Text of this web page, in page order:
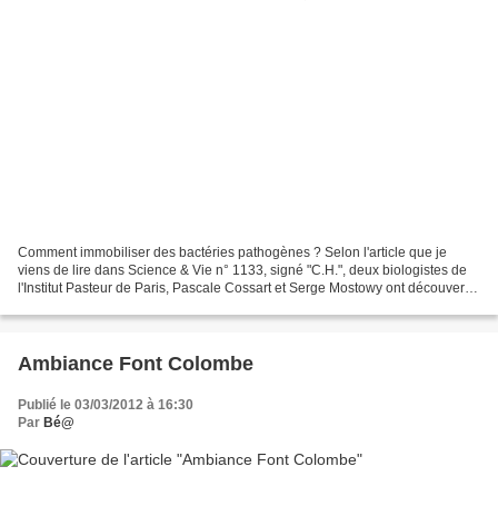
Comment immobiliser des bactéries pathogènes ? Selon l'article que je
viens de lire dans Science & Vie n° 1133, signé "C.H.", deux biologistes de
l'Institut Pasteur de Paris, Pascale Cossart et Serge Mostowy ont découvert
Ambiance Font Colombe
Publié le 03/03/2012 à 16:30
Par Bé@